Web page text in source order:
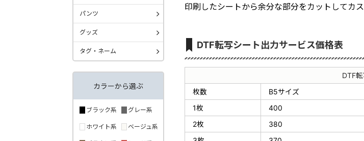
印刷したシートから余分な部分をカットしてカ
DTF転写シート出力サービス価格表
DTF
枚数
B5サイズ
1枚
400
2枚
380
パンツ
グッズ
タグ・ネーム
カラーから選ぶ
ブラック系 グレー系
ホワイト系 ベージュ系